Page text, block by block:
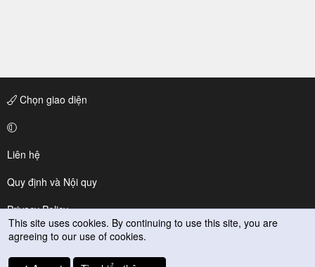
Chọn giao diện
Liên hệ
Quy định và Nội quy
Privacy Policy
Trợ giúp
This site uses cookies. By continuing to use this site, you are
agreeing to our use of cookies.